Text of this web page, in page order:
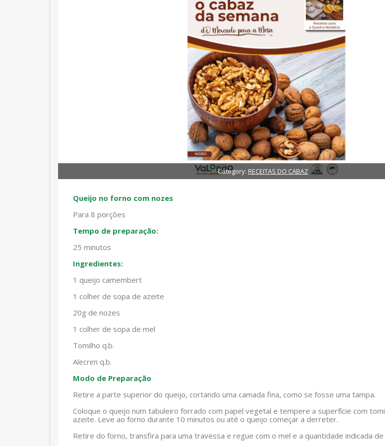
Category: RECEITAS DO CABAZ
Queijo no forno com nozes
Para 8 porções
Tempo de preparação:
25 minutos
Ingredientes:
1 queijo camembert
1 colher de sopa de azeite
20g de nozes
1 colher de sopa de mel
Tomilho q.b.
Alecrim q.b.
Modo de Preparação
Retire a parte superior do queijo, cortando uma camada fina, como se fosse uma tampa.
Coloque o queijo num tabuleiro forrado com papel vegetal e tempere a superfície com
azeite. Leve ao forno durante 10 minutos ou até o queijo começar a derreter.
Retire do forno, transfira para uma travessa e regue com o mel e a quantidade indicada de